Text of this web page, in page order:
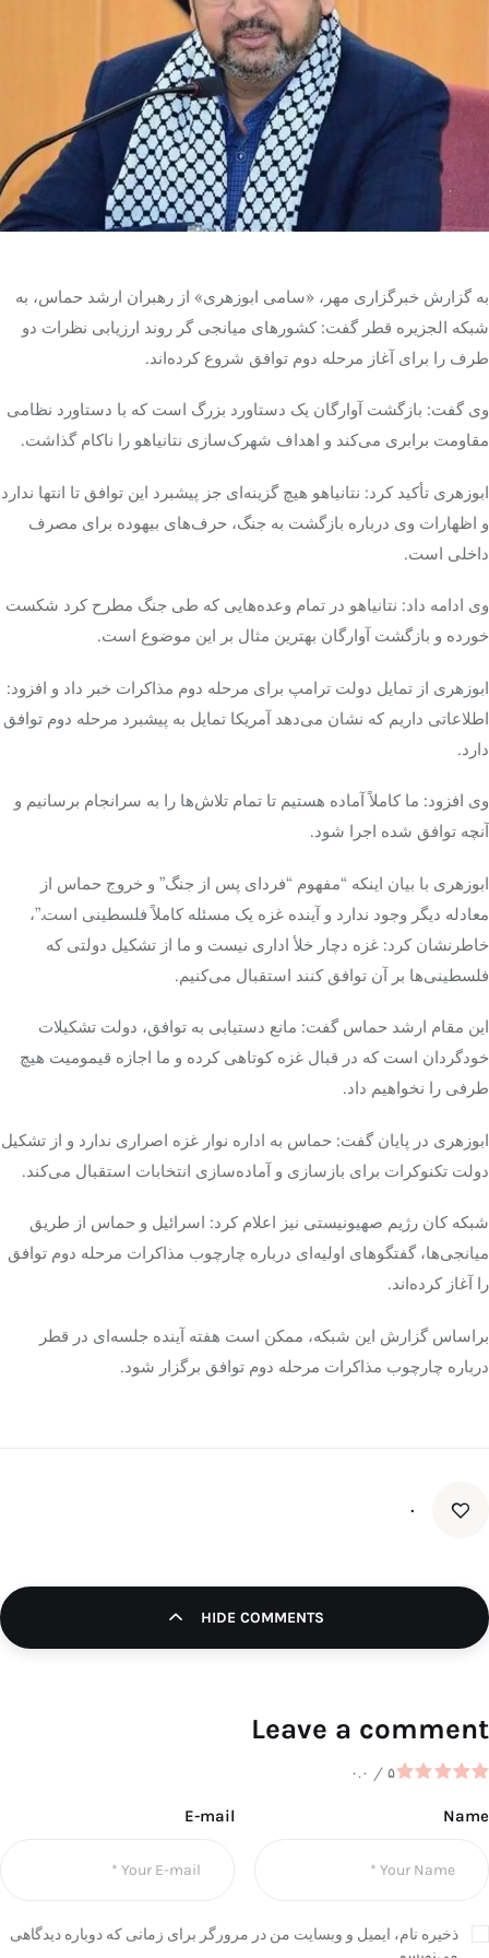
تک کده
پایگاه خبری آبان
خرید موتور ایمپلنت
به گزارش خبرگزاری مهر، «سامی ابوزهری» از رهبران ارشد حماس، به
شبکه الجزیره قطر گفت: کشورهای میانجی گر روند ارزیابی نظرات دو
طرف را برای آغاز مرحله دوم توافق شروع کرده‌اند.
وی گفت: بازگشت آوارگان یک دستاورد بزرگ است که با دستاورد نظامی
مقاومت برابری می‌کند و اهداف شهرک‌سازی نتانیاهو را ناکام گذاشت.
ابوزهری تأکید کرد: نتانیاهو هیچ گزینه‌ای جز پیشبرد این توافق تا انتها ندارد
و اظهارات وی درباره بازگشت به جنگ، حرف‌های بیهوده برای مصرف
داخلی است.
وی ادامه داد: نتانیاهو در تمام وعده‌هایی که طی جنگ مطرح کرد شکست
خورده و بازگشت آوارگان بهترین مثال بر این موضوع است.
ابوزهری از تمایل دولت ترامپ برای مرحله دوم مذاکرات خبر داد و افزود:
اطلاعاتی داریم که نشان می‌دهد آمریکا تمایل به پیشبرد مرحله دوم توافق
دارد.
وی افزود: ما کاملاً آماده هستیم تا تمام تلاش‌ها را به سرانجام برسانیم و
آنچه توافق شده اجرا شود.
ابوزهری با بیان اینکه “مفهوم “فردای پس از جنگ” و خروج حماس از
معادله دیگر وجود ندارد و آینده غزه یک مسئله کاملاً فلسطینی است.”،
خاطرنشان کرد: غزه دچار خلأ اداری نیست و ما از تشکیل دولتی که
فلسطینی‌ها بر آن توافق کنند استقبال می‌کنیم.
این مقام ارشد حماس گفت: مانع دستیابی به توافق، دولت تشکیلات
خودگردان است که در قبال غزه کوتاهی کرده و ما اجازه قیمومیت هیچ
طرفی را نخواهیم داد.
ابوزهری در پایان گفت: حماس به اداره نوار غزه اصراری ندارد و از تشکیل
دولت تکنوکرات برای بازسازی و آماده‌سازی انتخابات استقبال می‌کند.
شبکه کان رژیم صهیونیستی نیز اعلام کرد: اسرائیل و حماس از طریق
میانجی‌ها، گفتگوهای اولیه‌ای درباره چارچوب مذاکرات مرحله دوم توافق
را آغاز کرده‌اند.
براساس گزارش این شبکه، ممکن است هفته آینده جلسه‌ای در قطر
درباره چارچوب مذاکرات مرحله دوم توافق برگزار شود.
۰
HIDE COMMENTS
Leave a comment
۰.۰ / ۵
Name
E-mail
ذخیره نام، ایمیل و وبسایت من در مرورگر برای زمانی که دوباره دیدگاهی